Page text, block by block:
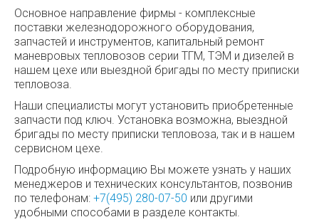
Основное направление фирмы - комплексные
поставки железнодорожного оборудования,
запчастей и инструментов, капитальный ремонт
маневровых тепловозов серии ТГМ, ТЭМ и дизелей в
нашем цехе или выездной бригады по месту приписки
тепловоза.
Наши специалисты могут установить приобретенные
запчасти под ключ. Установка возможна, выездной
бригады по месту приписки тепловоза, так и в нашем
сервисном цехе.
Подробную информацию Вы можете узнать у наших
менеджеров и технических консультантов, позвонив
по телефонам: +7(495) 280-07-50 или другими
удобными способами в разделе контакты.